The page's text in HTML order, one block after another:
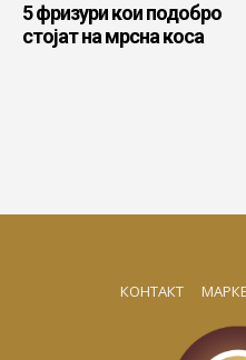
5 фризури кои подобро
стојат на мрсна коса
КОНТАКТ